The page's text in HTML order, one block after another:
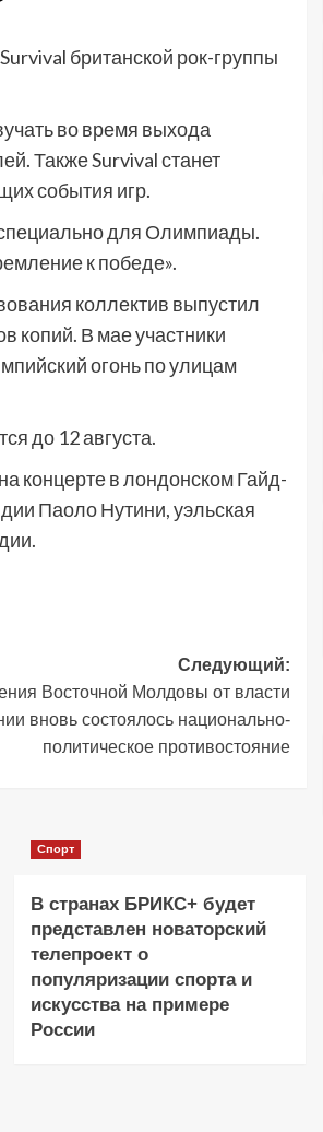
британской рок-группы
во время выхода
Также Survival станет
события игр.
для Олимпиады.
к победе».
коллектив выпустил
копий. В мае участники
огонь по улицам
до 12 августа.
концерте в лондонском Гайд-
Паоло Нутини, уэльская
Следующий:
Восточной Молдовы от власти
вновь состоялось национально-
политическое противостояние
Спорт
В странах БРИКС+ будет
представлен новаторский
телепроект о
популяризации спорта и
искусства на примере
России